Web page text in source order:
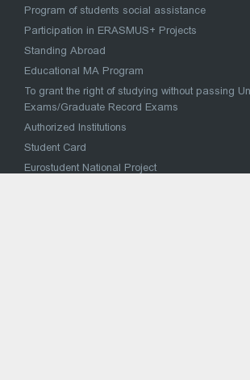
Program of students social assistance
Participation in ERASMUS+ Projects
Standing Abroad
Educational MA Program
To grant the right of studying without passing
Exams/Graduate Record Exams
Authorized Institutions
Student Card
Eurostudent National Project